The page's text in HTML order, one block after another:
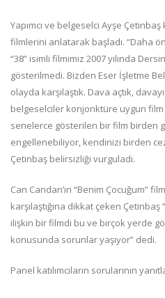
Yapımcı ve belgeselci Ayşe
filmlerini anlatarak başladı. “Daha
“38” isimli filmimiz 2007 yılında
gösterilmedi. Bizden Eser İşletme
olayda karşılaştık. Dava açtık,
belgeselciler konjonktüre uygun film
senelerce gösterilen bir film birden
engellenebiliyor, kendinizi birden
Çetinbaş belirsizliği vurguladı.
Can Candan’ın “Benim Çocuğum”
karşılaştığına dikkat çeken
ilişkin bir filmdi bu ve birçok yerde
konusunda sorunlar yaşıyor” dedi.
Panel katılımcıların sorularının